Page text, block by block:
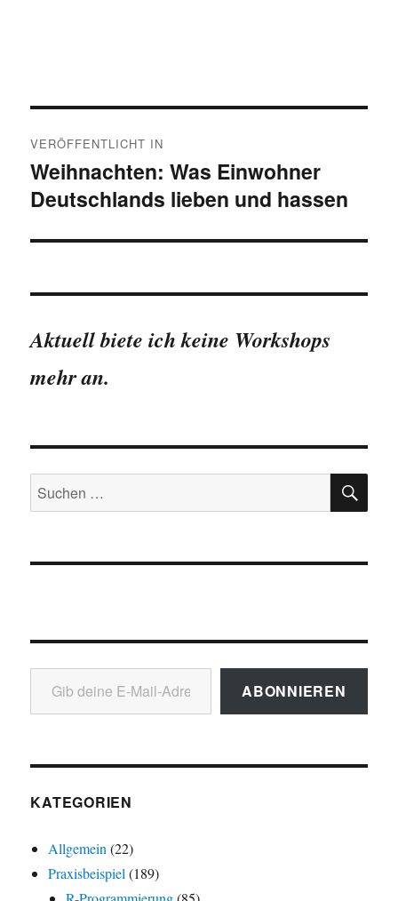
VERÖFFENTLICHT IN
Weihnachten: Was Einwohner
Deutschlands lieben und hassen
Aktuell biete ich keine Workshops
mehr an.
Suchen
nach:
Gib deine E-Mail-Adresse ein ...
ABONNIEREN
KATEGORIEN
Allgemein (22)
Praxisbeispiel (189)